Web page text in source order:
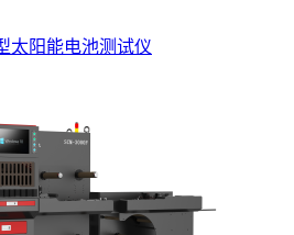
太阳能电池测试仪